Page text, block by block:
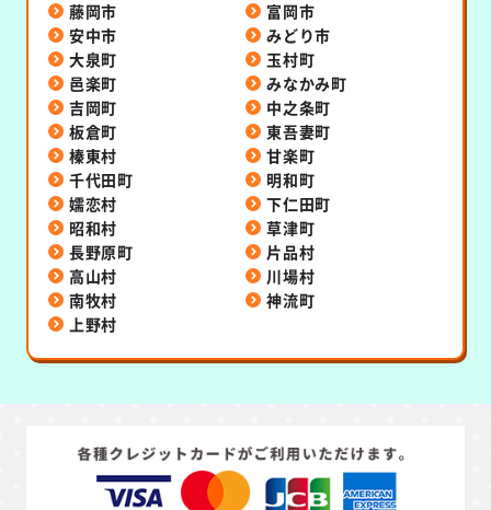
藤岡市
富岡市
安中市
みどり市
大泉町
玉村町
邑楽町
みなかみ町
吉岡町
中之条町
板倉町
東吾妻町
榛東村
甘楽町
千代田町
明和町
嬬恋村
下仁田町
昭和村
草津町
長野原町
片品村
高山村
川場村
南牧村
神流町
上野村